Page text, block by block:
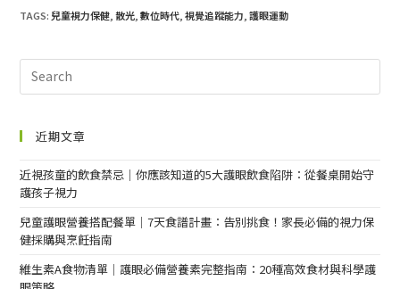
TAGS: 兒童視力保健 散光 數位時代 視覺追蹤能力 護眼運動
近期文章
近視孩童的飲食禁忌｜你應該知道的5大護眼飲食陷阱：從餐桌開始守
護孩子視力
兒童護眼營養搭配餐單｜7天食譜計畫：告別挑食！家長必備的視力保
健採購與烹飪指南
維生素A食物清單｜護眼必備營養素完整指南：20種高效食材與科學護